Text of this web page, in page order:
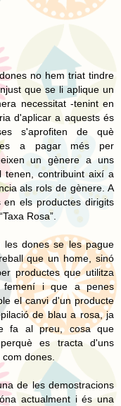
no hem triat tindre
que se li aplique un
necessitat -tenint en
d'aplicar a aquests és
s'aprofiten de què
a pagar més per
un gènere a uns
tenen, contribuint així a
als rols de gènere. A
els productes dirigits
Rosa”.
dones se les pague
que un home, sinó
productes que utilitza
i que a penes
el canvi d'un producte
de blau a rosa, ja
fa al preu, cosa que
es tracta d'uns
dones.
de les demostracions
actualment i és una